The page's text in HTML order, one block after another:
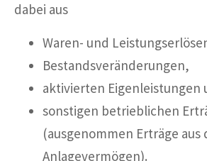
dabei aus
Waren- und
Bestandsveränderungen,
aktivierten Eigenleistungen
sonstigen betrieblichen
(ausgenommen Erträge aus
Anlagevermögen).